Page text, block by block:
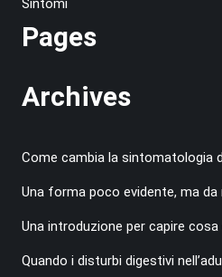
Sintomi
Pages
Archives
Come cambia la sintomatologia
Una forma poco evidente, ma
Una introduzione per capire cosa
Quando i disturbi digestivi